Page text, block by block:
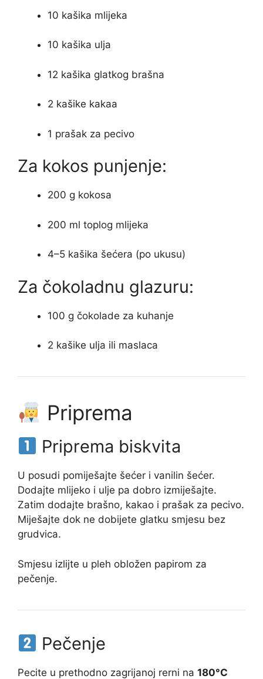
10 kašika mlijeka
10 kašika ulja
12 kašika glatkog brašna
2 kašike kakaa
1 prašak za pecivo
Za kokos punjenje:
200 g kokosa
200 ml toplog mlijeka
4–5 kašika šećera (po ukusu)
Za čokoladnu glazuru:
100 g čokolade za kuhanje
2 kašike ulja ili maslaca
Priprema
Priprema biskvita
U posudi pomiješajte šećer i vanilin šećer.
Dodajte mlijeko i ulje pa dobro izmiješajte.
Zatim dodajte brašno, kakao i prašak za pecivo.
Miješajte dok ne dobijete glatku smjesu bez
grudvica.
Smjesu izlijte u pleh obložen papirom za
pečenje.
Pečenje
Pecite u prethodno zagrijanoj rerni na 180°C